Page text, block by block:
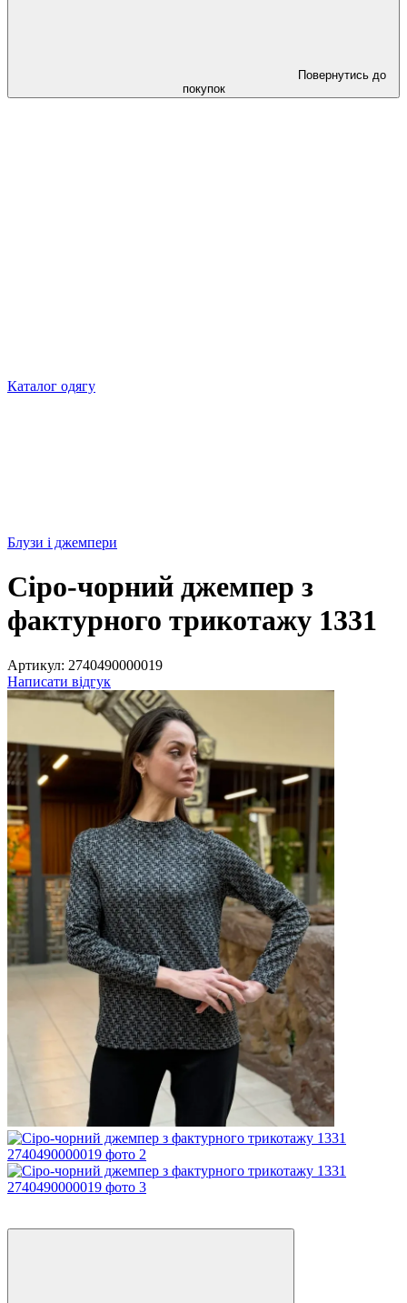
Повернутись до
покупок
Каталог одягу
Блузи і джемпери
Сіро-чорний джемпер з
фактурного трикотажу 1331
Артикул: 2740490000019
Написати відгук